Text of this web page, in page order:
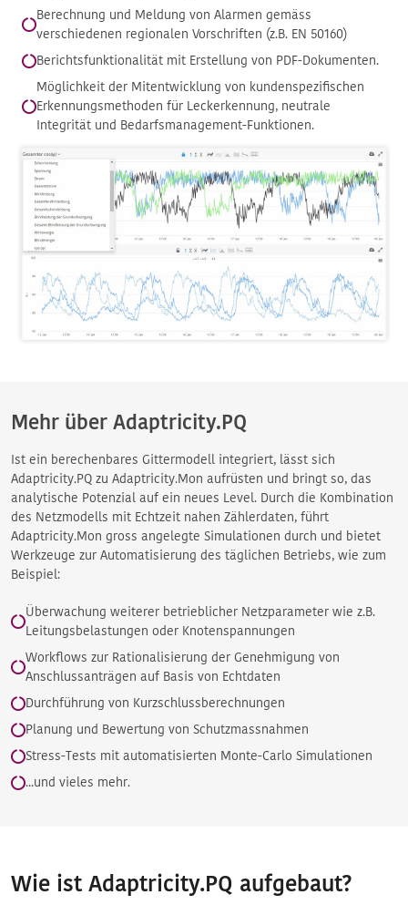
Berechnung und Meldung von Alarmen gemäss
verschiedenen regionalen Vorschriften (z.B. EN 50160)
Berichtsfunktionalität mit Erstellung von PDF-Dokumenten.
Möglichkeit der Mitentwicklung von kundenspezifischen
Erkennungsmethoden für Leckerkennung, neutrale
Integrität und Bedarfsmanagement-Funktionen.
Mehr über Adaptricity.PQ
Ist ein berechenbares Gittermodell integriert, lässt sich
Adaptricity.PQ zu Adaptricity.Mon aufrüsten und bringt so, das
analytische Potenzial auf ein neues Level. Durch die Kombination
des Netzmodells mit Echtzeit nahen Zählerdaten, führt
Adaptricity.Mon gross angelegte Simulationen durch und bietet
Werkzeuge zur Automatisierung des täglichen Betriebs, wie zum
Beispiel:
Überwachung weiterer betrieblicher Netzparameter wie z.B.
Leitungsbelastungen oder Knotenspannungen
Workflows zur Rationalisierung der Genehmigung von
Anschlussanträgen auf Basis von Echtdaten
Durchführung von Kurzschlussberechnungen
Planung und Bewertung von Schutzmassnahmen
Stress-Tests mit automatisierten Monte-Carlo Simulationen
...und vieles mehr.
Wie ist Adaptricity.PQ aufgebaut?